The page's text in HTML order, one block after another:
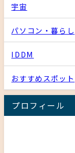
宇宙
パソコン・暮らし
IDDM
おすすめスポット
プロフィール